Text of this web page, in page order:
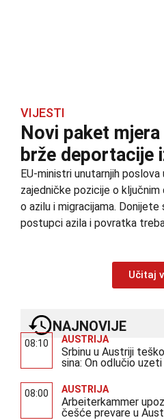
VIJESTI
Novi paket
brže deportacije
EU-ministri unutarnjih
zajedničke pozicije o
o azilu i migracijama.
postupci azila i povratka
Učitaj
NAJNOVIJE
08:10 AUSTRIJA
Srbinu u Austriji
sina: On odlučio
08:00 AUSTRIJA
Arbeiterkammer
češće prevare u